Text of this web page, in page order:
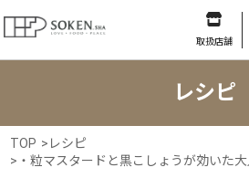
取扱店舗
レシピ
TOP > レシピ
> ・粒マスタードと黒こしょうが効いた